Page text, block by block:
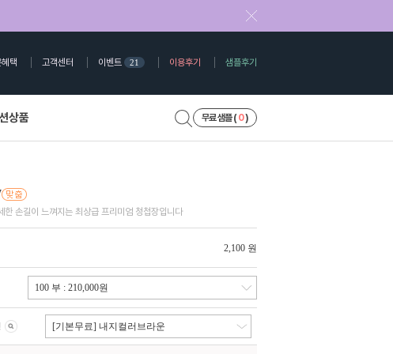
택 고객센터 이벤트 21 이용후기 샘플후기
상품 무료 샘플 ( 0)
한 손길이 느껴지는 최상급 프리미엄 청첩장입니다
2,100 원
[기본무료] 내지컬러브라운